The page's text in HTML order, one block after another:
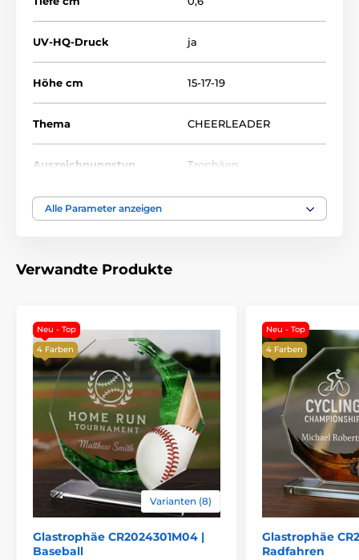
UV-HQ-Druck ja
Höhe cm 15-17-19
Thema CHEERLEADER
Auszeichnungstyp Trophäen
Material
Emblems
Alle Parameter anzeigen
Verwandte Produkte
Neu - Top
4 Farben
Varianten (8)
Glastrophäe CR2024301M04 |
Baseball
Neu - Top
4 Farben
Glastrophäe
Radfahren